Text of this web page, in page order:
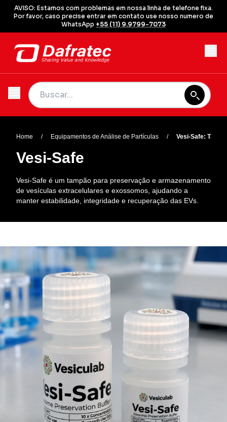
AVISO: Estamos com problemas em nossa linha de telefone fixa.
Por favor, caso precise entrar em contato use nosso numero de
WhatsApp +55 (11) 9.9799-7073
Home / Equipamentos de Análise de Partículas / Vesi-Safe:
Vesi-Safe
Vesi-Safe é um tampão para preservação e armazenamento
de vesículas extracelulares e exossomos, ajudando a
manter estabilidade, integridade e recuperação das EVs.